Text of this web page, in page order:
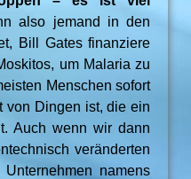
also jemand in den
Bill Gates finanziere
um Malaria zu
Menschen sofort
von Dingen ist, die ein
Auch wenn wir dann
veränderten
namens